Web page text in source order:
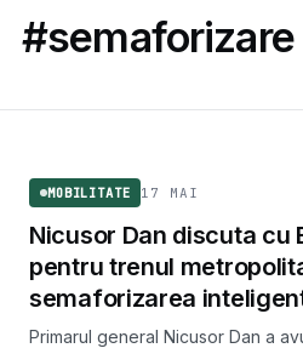
MOBILITATE 17 MAI
Nicusor Dan discuta cu
pentru trenul
semaforizarea
Primarul general Nicusor Dan a